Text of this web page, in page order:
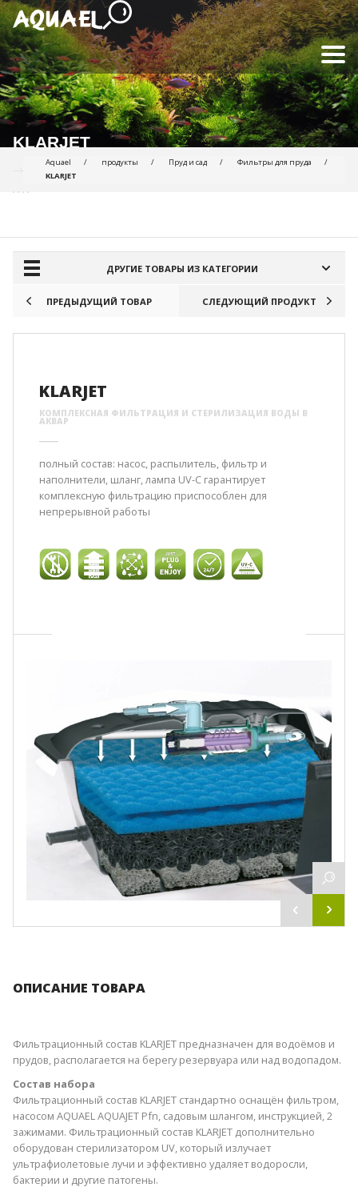
KLARJET
Aquael продукты Пруд и сад
Фильтры для пруда
KLARJET
ПРОДУКТЫ ДЛЯ СРАВНЕНИЯ:ДРУГИЕ ТОВАРЫ ИЗ КАТЕГОРИИ
ПРЕДЫДУЩИЙ ТОВАР СЛЕДУЮЩИЙ ПРОДУКТ
KLARJET
КОМПЛЕКСНАЯ ФИЛЬТРАЦИЯ И СТЕРИЛИЗАЦИЯ ВОДЫ В
АКВАР
полный состав: насос, распылитель, фильтр и
наполнители, шланг, лампа UV-C гарантирует
комплексную фильтрацию приспособлен для
непрерывной работы
ОПИСАНИЕ ТОВАРА
Фильтрационный состав KLARJET предназначен для водоёмов и
прудов, располагается на берегу резервуара или над водопадом.
Состав набора
Фильтрационный состав KLARJET стандартно оснащён фильтром,
насосом AQUAEL AQUAJET Pfn, садовым шлангом, инструкцией, 2
зажимами. Фильтрационный состав KLARJET дополнительно
оборудован стерилизатором UV, который излучает
ультрафиолетовые лучи и эффективно удаляет водоросли,
бактерии и другие патогены.